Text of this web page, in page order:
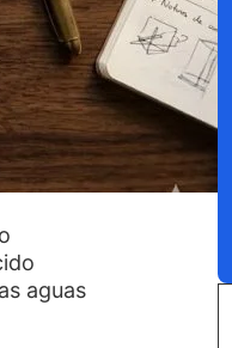
aguas